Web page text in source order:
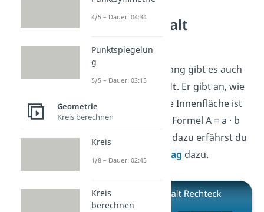
Flächeninhalt
Neben dem Umfang gibt es auch
denFlächeninhalt. Er gibt an, wie
groß die gesamte Innenfläche ist
und wird mit der Formel A = a · b
berechnet. Mehr dazu erfährst du
in unserem
Beitrag dazu.
4/5 – Dauer: 04:34
Punktspiegelun
g
5/5 – Dauer: 03:15
Geometrie
Kreis berechnen
Kreis
1/8 – Dauer: 02:45
Kreis
berechnen